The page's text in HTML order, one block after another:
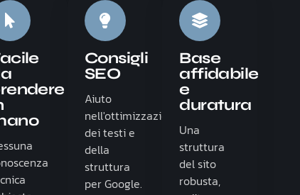
Consigli
SEO
Aiuto
nell'ottimizzazione
dei testi e
della
struttura
per Google.
Base
affidabile
e
duratura
Una
struttura
del sito
robusta,